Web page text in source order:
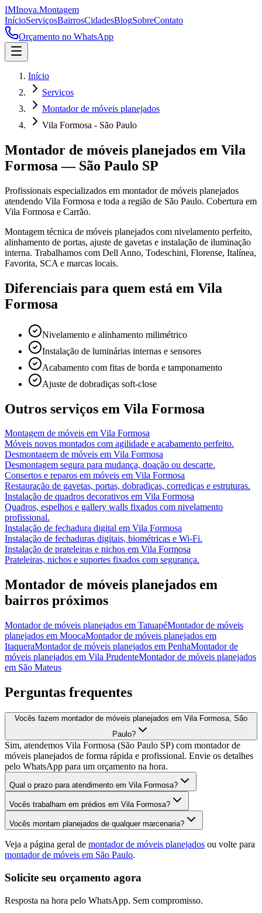
IMInova.Montagem
InícioServiçosBairrosCidadesBlogSobreContato
Orçamento no WhatsApp
Início
Serviços
Montador de móveis planejados
Vila Formosa - São Paulo
Montador de móveis planejados em Vila
Formosa — São Paulo SP
Profissionais especializados em montador de móveis planejados
atendendo Vila Formosa e toda a região de São Paulo. Cobertura em
Vila Formosa e Carrão.
Montagem técnica de móveis planejados com nivelamento perfeito,
alinhamento de portas, ajuste de gavetas e instalação de iluminação
interna. Trabalhamos com Dell Anno, Todeschini, Florense, Italínea,
Favorita, SCA e marcas locais.
Diferenciais para quem está em Vila
Formosa
Nivelamento e alinhamento milimétrico
Instalação de luminárias internas e sensores
Acabamento com fitas de borda e tamponamento
Ajuste de dobradiças soft-close
Outros serviços em Vila Formosa
Montagem de móveis em Vila Formosa
Móveis novos montados com agilidade e acabamento perfeito.
Desmontagem de móveis em Vila Formosa
Desmontagem segura para mudança, doação ou descarte.
Consertos e reparos em móveis em Vila Formosa
Restauração de gavetas, portas, dobradiças, corrediças e estruturas.
Instalação de quadros decorativos em Vila Formosa
Quadros, espelhos e gallery walls fixados com nivelamento
profissional.
Instalação de fechadura digital em Vila Formosa
Instalação de fechaduras digitais, biométricas e Wi-Fi.
Instalação de prateleiras e nichos em Vila Formosa
Prateleiras, nichos e suportes fixados com segurança.
Montador de móveis planejados em
bairros próximos
Montador de móveis planejados em TatuapéMontador de móveis
planejados em MoocaMontador de móveis planejados em
ItaqueraMontador de móveis planejados em PenhaMontador de
móveis planejados em Vila PrudenteMontador de móveis planejados
em São Mateus
Perguntas frequentes
Vocês fazem montador de móveis planejados em Vila Formosa, São
Paulo?
Sim, atendemos Vila Formosa (São Paulo SP) com montador de
móveis planejados de forma rápida e profissional. Envie os detalhes
pelo WhatsApp para um orçamento na hora.
Qual o prazo para atendimento em Vila Formosa?
Vocês trabalham em prédios em Vila Formosa?
Vocês montam planejados de qualquer marcenaria?
Veja a página geral de montador de móveis planejados ou volte para
montador de móveis em São Paulo.
Solicite seu orçamento agora
Resposta na hora pelo WhatsApp. Sem compromisso.